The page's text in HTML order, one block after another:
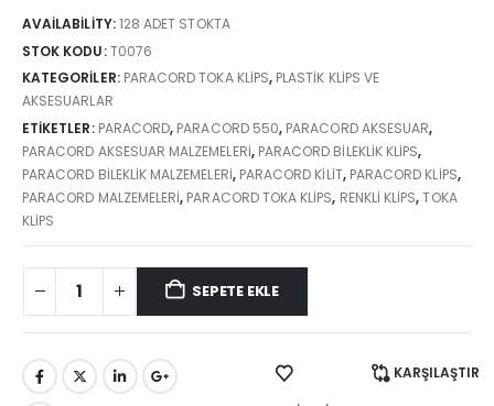
AVAILABILITY:128 ADET STOKTA
STOK KODU:T0076
KATEGORILER: PARACORD TOKA KLIPS, PLASTIK KLIPS VE
AKSESUARLAR
ETIKETLER: PARACORD, PARACORD 550, PARACORD AKSESUAR,
PARACORD AKSESUAR MALZEMELERI, PARACORD BILEKLIK KLIPS,
PARACORD BILEKLIK MALZEMELERI, PARACORD KILIT, PARACORD KLIPS,
PARACORD MALZEMELERI, PARACORD TOKA KLIPS, RENKLI KLIPS,TOKA
KLIPS
SEPETE EKLE
KARŞILAŞTIR